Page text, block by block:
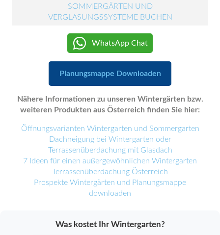
SOMMERGÄRTEN UND
VERGLASUNGSSYSTEME BUCHEN
WhatsApp Chat
Planungsmappe Downloaden
Nähere Informationen zu unseren Wintergärten bzw.
weiteren Produkten aus Österreich finden Sie hier:
Öffnungsvarianten Wintergarten und Sommergarten
Dachneigung bei Wintergarten oder
Terrassenüberdachung mit Glasdach
7 Ideen für einen außergewöhnlichen Wintergarten
Terrassenüberdachung Österreich
Prospekte Wintergärten und Planungsmappe
downloaden
Was kostet Ihr Wintergarten?